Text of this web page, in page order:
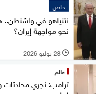
خاص
نتنياهو في
نحو مواجهة إيران؟
l 28 يوليو 2026
عالم
ترامب: نجري محادثات